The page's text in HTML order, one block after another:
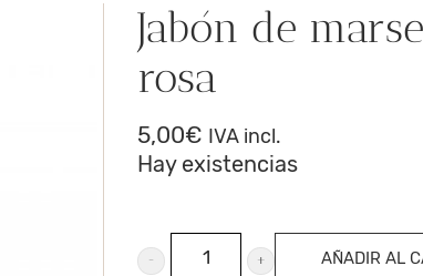
Jabón de
rosa
5,00€ IVA incl.
Hay existencias
Jabón
AÑADIR AL